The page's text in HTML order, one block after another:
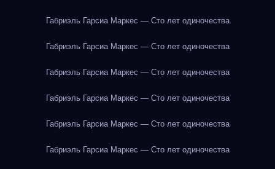
Габриэль Гарсиа Маркес — Сто лет одиночества
Габриэль Гарсиа Маркес — Сто лет одиночества
Габриэль Гарсиа Маркес — Сто лет одиночества
Габриэль Гарсиа Маркес — Сто лет одиночества
Габриэль Гарсиа Маркес — Сто лет одиночества
Габриэль Гарсиа Маркес — Сто лет одиночества